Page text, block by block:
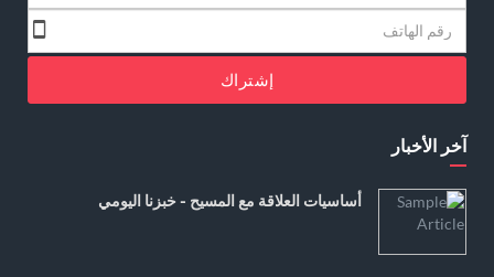
إشتراك
آخر الأخبار
أساسيات العلاقة مع المسيح - خبزنا اليومي